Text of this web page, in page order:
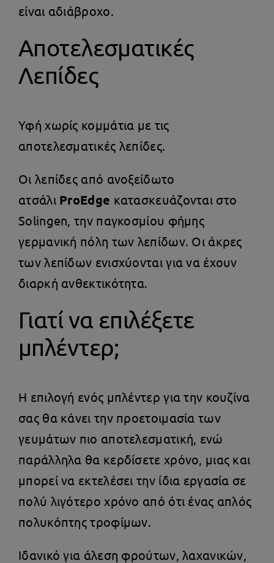
είναι αδιάβροχο.
Αποτελεσματικές
Λεπίδες
Υφή χωρίς κομμάτια με τις
αποτελεσματικές λεπίδες.
Οι λεπίδες από ανοξείδωτο
ατσάλι ProEdge κατασκευάζονται στο
Solingen, την παγκοσμίου φήμης
γερμανική πόλη των λεπίδων. Οι άκρες
των λεπίδων ενισχύονται για να έχουν
διαρκή ανθεκτικότητα.
Γιατί να επιλέξετε
μπλέντερ;
Η επιλογή ενός μπλέντερ για την κουζίνα
σας θα κάνει την προετοιμασία των
γευμάτων πιο αποτελεσματική, ενώ
παράλληλα θα κερδίσετε χρόνο, μιας και
μπορεί να εκτελέσει την ίδια εργασία σε
πολύ λιγότερο χρόνο από ότι ένας απλός
πολυκόπτης τροφίμων.
Ιδανικό για άλεση φρούτων, λαχανικών,